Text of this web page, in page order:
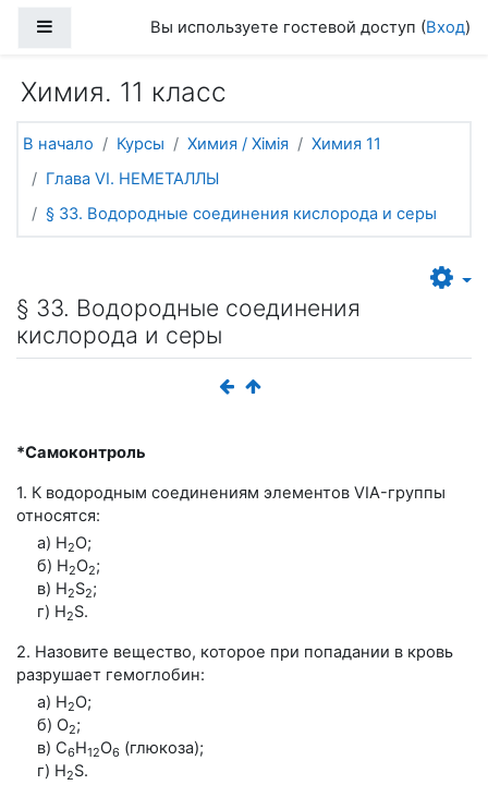
Боковая панельВы используете гостевой доступ (Вход)
Химия. 11 класс
В начало Курсы Химия / Хімія
Химия 11
Глава VI. НЕМЕТАЛЛЫ
§ 33. Водородные соединения кислорода и серы
§ 33. Водородные соединения
кислорода и серы
*Самоконтроль
1. К водородным соединениям элементов VIA-группы
относятся:
а) H2O;
б) H2O2;
в) H2S2;
г) H2S.
2. Назовите вещество, которое при попадании в кровь
разрушает гемоглобин:
а) H2O;
б) O2;
в) С6H12О6 (глюкоза);
г) H2S.